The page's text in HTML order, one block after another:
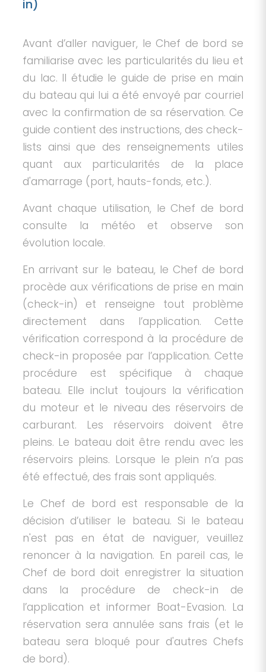
in)
Avant d’aller naviguer, le Chef de bord se
familiarise avec les particularités du lieu et
du lac. Il étudie le guide de prise en main
du bateau qui lui a été envoyé par courriel
avec la confirmation de sa réservation. Ce
guide contient des instructions, des check-
lists ainsi que des renseignements utiles
quant aux particularités de la place
d'amarrage (port, hauts-fonds, etc.).
Avant chaque utilisation, le Chef de bord
consulte la météo et observe son
évolution locale.
En arrivant sur le bateau, le Chef de bord
procède aux vérifications de prise en main
(check-in) et renseigne tout problème
directement dans l’application. Cette
vérification correspond à la procédure de
check-in proposée par l’application. Cette
procédure est spécifique à chaque
bateau. Elle inclut toujours la vérification
du moteur et le niveau des réservoirs de
carburant. Les réservoirs doivent être
pleins. Le bateau doit être rendu avec les
réservoirs pleins. Lorsque le plein n’a pas
été effectué, des frais sont appliqués.
Le Chef de bord est responsable de la
décision d’utiliser le bateau. Si le bateau
n'est pas en état de naviguer, veuillez
renoncer à la navigation. En pareil cas, le
Chef de bord doit enregistrer la situation
dans la procédure de check-in de
l’application et informer Boat-Evasion. La
réservation sera annulée sans frais (et le
bateau sera bloqué pour d'autres Chefs
de bord).